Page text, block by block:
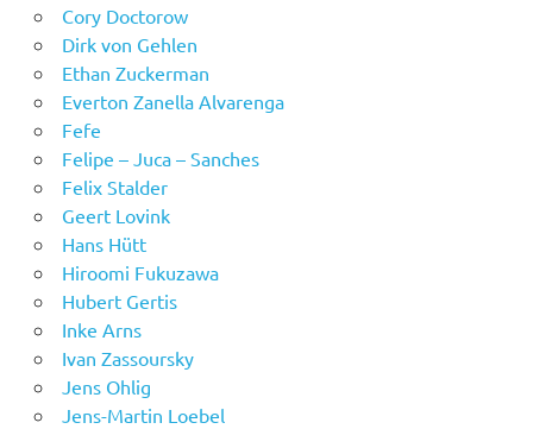
Cory Doctorow
Dirk von Gehlen
Ethan Zuckerman
Everton Zanella Alvarenga
Fefe
Felipe – Juca – Sanches
Felix Stalder
Geert Lovink
Hans Hütt
Hiroomi Fukuzawa
Hubert Gertis
Inke Arns
Ivan Zassoursky
Jens Ohlig
Jens-Martin Loebel